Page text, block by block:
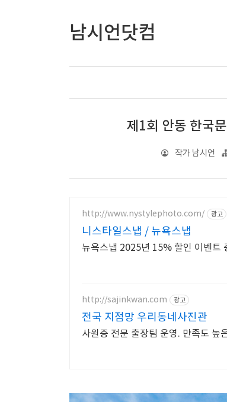
남시언닷컴
제1회 안동 한국
작가 남시언
http://www.nystylephoto.com/ 광고
니스타일스냅 / 뉴욕스냅
뉴욕스냅 2025년 15% 할인 이벤트
http://sajinkwan.com 광고
전국 지점망 우리동네사진관
사원증 전문 출장팀 운영. 만족도 높